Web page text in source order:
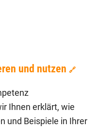
und nutzen 🔗
Ihnen erklärt, wie
und Beispiele in Ihrer